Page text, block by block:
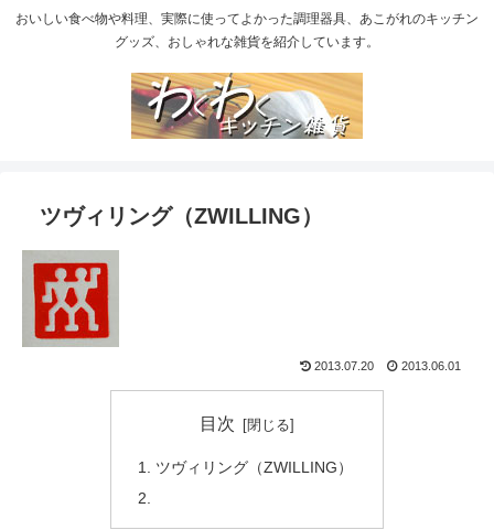
おいしい食べ物や料理、実際に使ってよかった調理器具、あこがれのキッチン
グッズ、おしゃれな雑貨を紹介しています。
ツヴィリング（ZWILLING）
2013.07.20 2013.06.01
目次
ツヴィリング（ZWILLING）